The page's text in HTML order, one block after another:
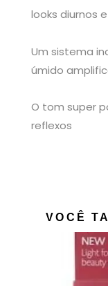
looks diurnos
Um sistema
úmido
O tom super
reflexos
VOCÊ